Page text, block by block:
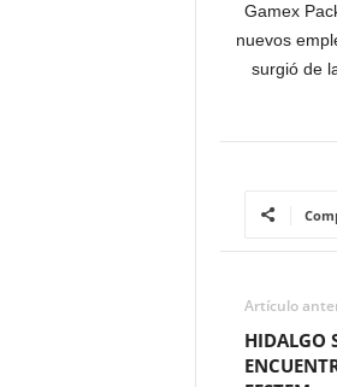
Gamex
nuevos
surgió de
Artículo
HIDALGO